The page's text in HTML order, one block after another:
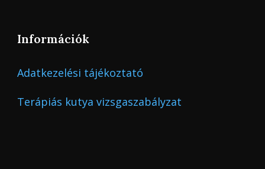
Információk
Adatkezelési tájékoztató
Terápiás kutya vizsgaszabályzat